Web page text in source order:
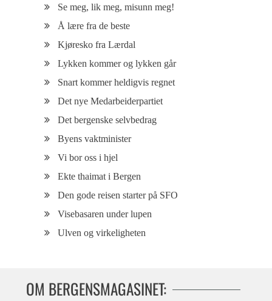
Se meg, lik meg, misunn meg!
Å lære fra de beste
Kjøresko fra Lærdal
Lykken kommer og lykken går
Snart kommer heldigvis regnet
Det nye Medarbeiderpartiet
Det bergenske selvbedrag
Byens vaktminister
Vi bor oss i hjel
Ekte thaimat i Bergen
Den gode reisen starter på SFO
Visebasaren under lupen
Ulven og virkeligheten
OM BERGENSMAGASINET: